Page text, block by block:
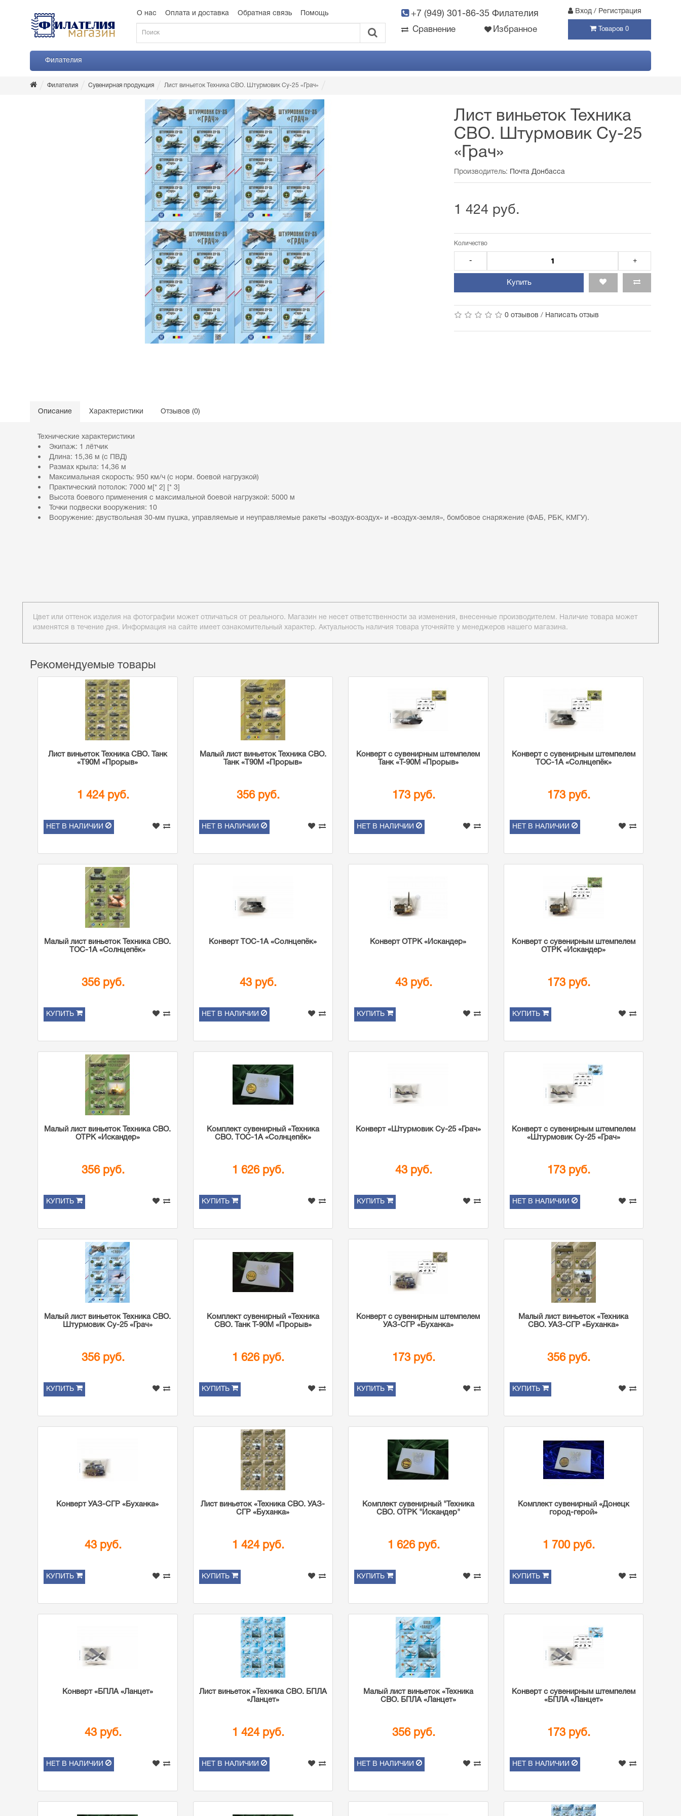
О нас Оплата и доставка Обратная связь Помощь +7 (949) 301-86-35 Филателия Вход / Регистрация
Сравнение Избранное Товаров 0
Филателия
Филателия Сувенирная продукция Лист виньеток Техника СВО. Штурмовик Су-25 «Грач»
Лист виньеток Техника
СВО. Штурмовик Су-25
«Грач»
Производитель: Почта Донбасса
1 424 руб.
Количество
- +
Купить
0 отзывов / Написать отзыв
Описание Характеристики Отзывов (0)
Технические характеристики
• Экипаж: 1 лётчик
• Длина: 15,36 м (с ПВД)
• Размах крыла: 14,36 м
• Максимальная скорость: 950 км/ч (с норм. боевой нагрузкой)
• Практический потолок: 7000 м[* 2] [* 3]
• Высота боевого применения с максимальной боевой нагрузкой: 5000 м
• Точки подвески вооружения: 10
• Вооружение: двуствольная 30-мм пушка, управляемые и неуправляемые ракеты «воздух-воздух» и «воздух-земля», бомбовое снаряжение (ФАБ, РБК, КМГУ).
Цвет или оттенок изделия на фотографии может отличаться от реального. Магазин не несет ответственности за изменения, внесенные производителем. Наличие товара может
изменятся в течение дня. Информация на сайте имеет ознакомительный характер. Актуальность наличия товара уточняйте у менеджеров нашего магазина.
Рекомендуемые товары
Лист виньеток Техника СВО. Танк
«Т90М «Прорыв»
1 424 руб.
НЕТ В НАЛИЧИИ
Малый лист виньеток Техника СВО.
Танк «Т90М «Прорыв»
356 руб.
НЕТ В НАЛИЧИИ
Конверт с сувенирным штемпелем
Танк «Т-90М «Прорыв»
173 руб.
НЕТ В НАЛИЧИИ
Конверт с сувенирным штемпелем
ТОС-1А «Солнцепёк»
173 руб.
НЕТ В НАЛИЧИИ
Малый лист виньеток Техника СВО.
ТОС-1А «Солнцепёк»
356 руб.
КУПИТЬ
Конверт ТОС-1А «Солнцепёк»
43 руб.
НЕТ В НАЛИЧИИ
Конверт ОТРК «Искандер»
43 руб.
КУПИТЬ
Конверт с сувенирным штемпелем
ОТРК «Искандер»
173 руб.
КУПИТЬ
Малый лист виньеток Техника СВО.
ОТРК «Искандер»
356 руб.
КУПИТЬ
Комплект сувенирный «Техника
СВО. ТОС-1А «Солнцепёк»
1 626 руб.
КУПИТЬ
Конверт «Штурмовик Су-25 «Грач»
43 руб.
КУПИТЬ
Конверт с сувенирным штемпелем
«Штурмовик Су-25 «Грач»
173 руб.
НЕТ В НАЛИЧИИ
Малый лист виньеток Техника СВО.
Штурмовик Су-25 «Грач»
356 руб.
КУПИТЬ
Комплект сувенирный «Техника
СВО. Танк Т-90М «Прорыв»
1 626 руб.
КУПИТЬ
Конверт с сувенирным штемпелем
УАЗ-СГР «Буханка»
173 руб.
КУПИТЬ
Малый лист виньеток «Техника
СВО. УАЗ-СГР «Буханка»
356 руб.
КУПИТЬ
Конверт УАЗ-СГР «Буханка»
43 руб.
КУПИТЬ
Лист виньеток «Техника СВО. УАЗ-
СГР «Буханка»
1 424 руб.
КУПИТЬ
Комплект сувенирный "Техника
СВО. ОТРК "Искандер"
1 626 руб.
КУПИТЬ
Комплект сувенирный «Донецк
город-герой»
1 700 руб.
КУПИТЬ
Конверт «БПЛА «Ланцет»
43 руб.
НЕТ В НАЛИЧИИ
Лист виньеток «Техника СВО. БПЛА
«Ланцет»
1 424 руб.
НЕТ В НАЛИЧИИ
Малый лист виньеток «Техника
СВО. БПЛА «Ланцет»
356 руб.
НЕТ В НАЛИЧИИ
Конверт с сувенирным штемпелем
«БПЛА «Ланцет»
173 руб.
НЕТ В НАЛИЧИИ